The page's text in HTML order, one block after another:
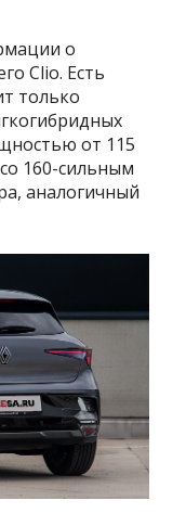
о
Clio. Есть
только
от 115
160-сильным
аналогичный